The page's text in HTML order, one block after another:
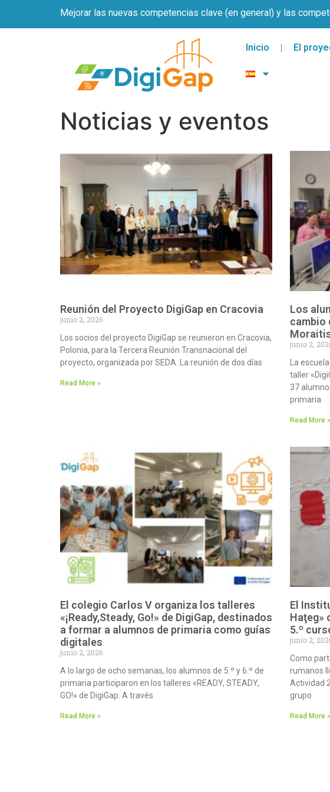
Mejorar las nuevas competencias clave (en general) y las
Inicio El
Noticias y eventos
Reunión del Proyecto DigiGap en Cracovia
junio 2, 2026
Los socios del proyecto DigiGap se reunieron en Cracovia,
Polonia, para la Tercera Reunión Transnacional del
proyecto, organizada por SEDA. La reunión de dos días
Read More »
Los
cambio
junio 2,
La
taller
37
primaria
Read More »
El colegio Carlos V organiza los talleres
«¡Ready,Steady, Go!» de DigiGap, destinados
a formar a alumnos de primaria como guías
digitales
junio 2, 2026
A lo largo de ocho semanas, los alumnos de 5.º y 6.º de
primaria participaron en los talleres «READY, STEADY,
GO!» de DigiGap. A través
Read More »
El
Haţeg»
5.º
junio 2,
Como
rumanos
Actividad
grupo
Read More »